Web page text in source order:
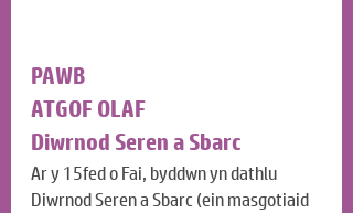
PAWB
ATGOF OLAF
Diwrnod Seren a Sbarc
Ar y 15fed o Fai, byddwn yn dathlu
Diwrnod Seren a Sbarc (ein masgotiaid